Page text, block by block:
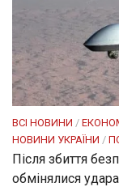
ВСІ НОВИНИ /
НОВИНИ УКРАЇНИ /
Після збиття
обмінялися